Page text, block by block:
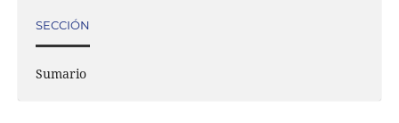
SECCIÓN
Sumario